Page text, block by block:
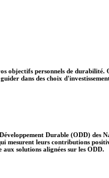
personnels de
dans des choix
Durable (ODD)
mesurent leurs contributions
solutions alignées sur les ODD.